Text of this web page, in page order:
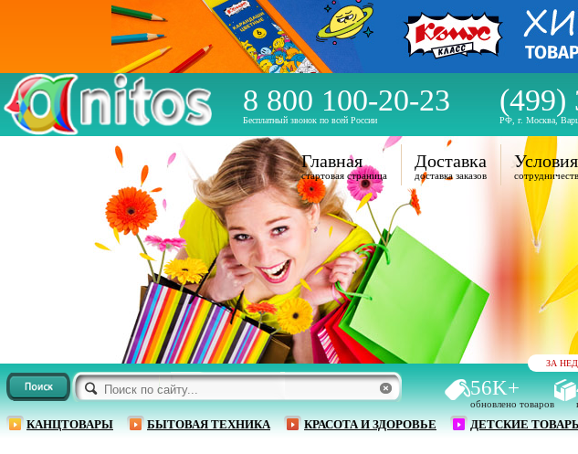
8 800 100-20-23
Бесплатный звонок по всей России
(499)
РФ, г. Москва,
ЗА
56K+
обновлено товаров
КАНЦТОВАРЫ БЫТОВАЯ ТЕХНИКА КРАСОТА И ЗДОРОВЬЕ ДЕТСКИЕ
Главная
стартовая страница
Доставка
доставка заказов